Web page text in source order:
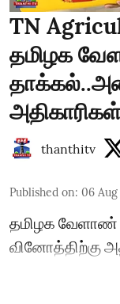
TN
தமிழக
thanthitv
Published on: 06
தமிழக வேளாண்
வினோத்திற்கு